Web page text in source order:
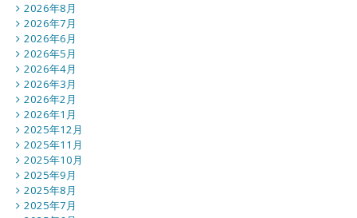
2026年8月
2026年7月
2026年6月
2026年5月
2026年4月
2026年3月
2026年2月
2026年1月
2025年12月
2025年11月
2025年10月
2025年9月
2025年8月
2025年7月